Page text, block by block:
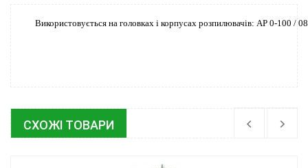
Використовується на головках і корпусах розпилювачів: АР 0-100 /
СХОЖІ ТОВАРИ